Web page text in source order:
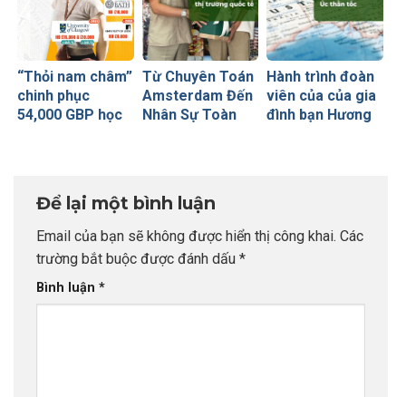
“Thỏi nam châm”
chinh phục
54,000 GBP học
Từ Chuyên Toán
Amsterdam Đến
Nhân Sự Toàn
Công Vượt Bậc
Hành trình đoàn
viên của của gia
đình bạn Hương
Để lại một bình luận
Email của bạn sẽ không được hiển thị công khai. Các
trường bắt buộc được đánh dấu *
Bình luận *